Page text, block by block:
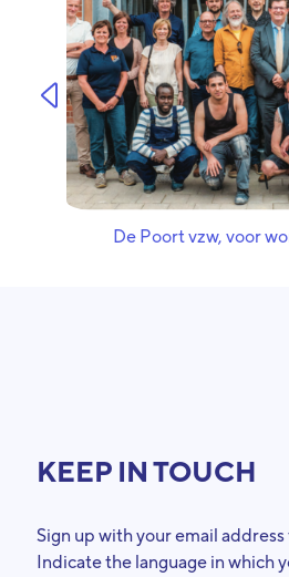
De Poort vzw, voor
KEEP IN TOUCH
Sign up with your email
Indicate the language in which